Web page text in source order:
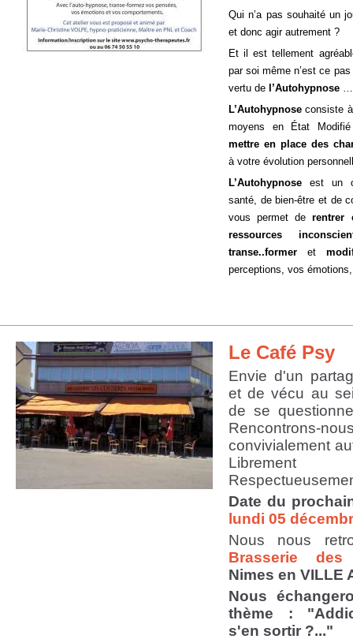
Qui n’a pas souhaité un
et donc agir autrement ?
Et il est tellement
par soi même n’est ce
vertu de l’Autohypnose
L’Autohypnose consiste
moyens en État
mettre en place des
à votre évolution
L’Autohypnose est un
santé, de bien-être et de
vous permet derentrer
ressources
transe..former et
perceptions, vos
Le Café Psy
Envie d'un
et de vécu au
de se
Rencontrons-
convivialement
Date du
lundi 05
Nous nous
Brasserie
Nimes en VILLE
Nous
thème :
s'en sortir ?..."